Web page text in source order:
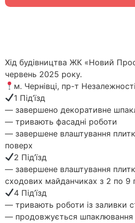
Хід будівництва ЖК «Новий
червень 2025 року.
м. Чернівці, пр-т
1 Під’їзд
— завершено декоративне
— тривають фасадні роботи
— завершене влаштування
поверх
2 Під’їзд
— завершене влаштування
сходових майданчиках з 2 по 9
4 Під’їзд
— тривають роботи із заливки
— продовжується шпаклювання